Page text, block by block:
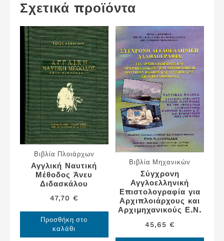
Σχετικά προϊόντα
Βιβλία Πλοιάρχων
Αγγλική Ναυτική
Μέθοδος Άνευ
Διδασκάλου
47,70 €
Προσθήκη στο
καλάθι
Βιβλία Μηχανικών
Σύγχρονη
Αγγλοελληνική
Επιστολογραφία για
Αρχιπλοιάρχους και
Αρχιμηχανικούς Ε.Ν.
45,65 €